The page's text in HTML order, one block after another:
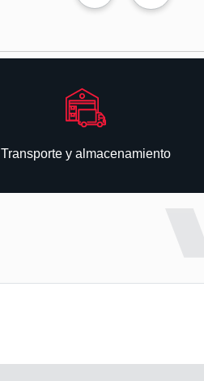
Transporte y almacenamiento